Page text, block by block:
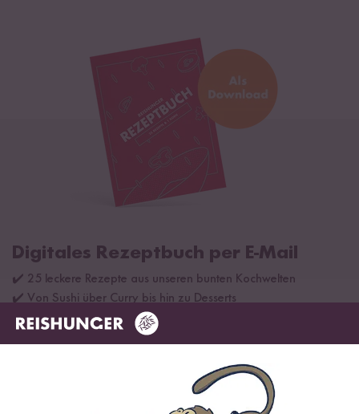
Digitales Rezeptbuch per E-Mail
✔️ 25 leckere Rezepte aus unseren bunten Kochwelten
✔️ Von Sushi über Curry bis hin zu Desserts
✔️ Inklusive Tipps & Tricks für die Zubereitung